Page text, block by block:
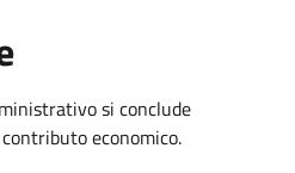
si conclude
economico.